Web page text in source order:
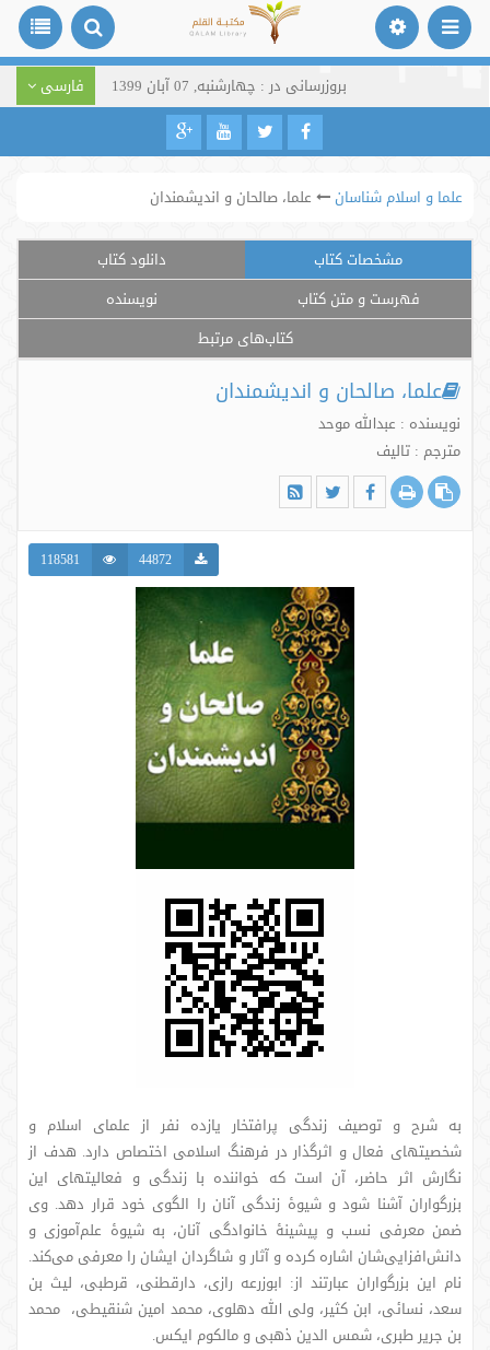
بروزرسانی در : چهارشنبه, 07 آبان 1399 فارسی
علما و اسلام شناسان علما، صالحان و اندیشمندان
مشخصات کتاب
دانلود کتاب
فهرست و متن کتاب
نویسنده
کتاب‌های مرتبط
علما، صالحان و اندیشمندان
نویسنده : عبدالله موحد
مترجم : تالیف
44872
118581
به شرح و توصیف زندگی پرافتخار یازده نفر از علمای اسلام و
شخصیتهای فعال و اثرگذار در فرهنگ اسلامی اختصاص دارد. هدف از
نگارش اثر حاضر، آن است که خواننده با زندگی و فعالیتهای این
بزرگواران آشنا شود و شیوۀ زندگی آنان را الگوی خود قرار دهد. وی
ضمن معرفی نسب و پیشینۀ خانوادگی آنان، به شیوۀ علم‌آموزی و
دانش‌افزایی‌شان اشاره کرده و آثار و شاگردان ایشان را معرفی می‌کند.
نام این بزرگواران عبارتند از: ابوزرعه رازی، دارقطنی، قرطبی، لیث بن
سعد، نسائی، ابن کثیر، ولی الله دهلوی، محمد امین شنقیطی، محمد
بن جریر طبری، شمس الدین ذهبی و مالکوم ایکس.